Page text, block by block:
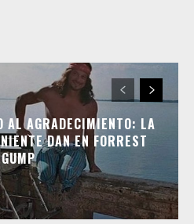
AL AGRADECIMIENTO: LA
DAN EN FORREST
GUMP